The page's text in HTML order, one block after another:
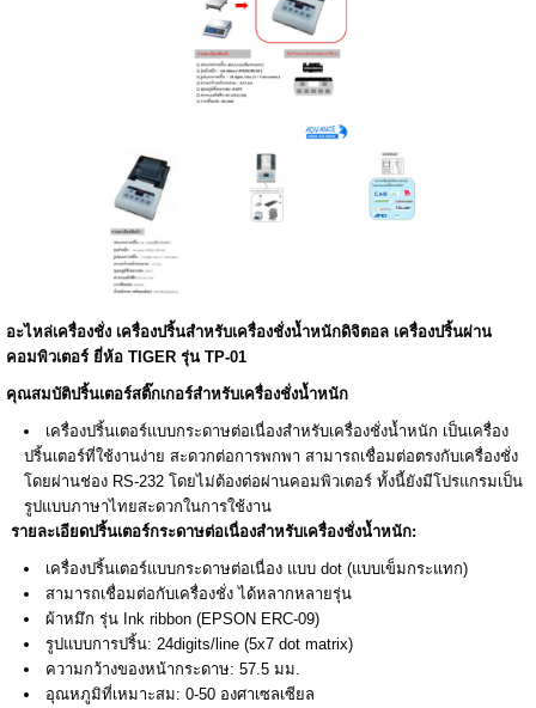
อะไหล่เครื่องชั่ง เครื่องปริ้นสำหรับเครื่องชั่งน้ำหนักดิจิตอล เครื่องปริ้นผ่าน
คอมพิวเตอร์ ยี่ห้อ TIGER รุ่น TP-01
คุณสมบัติปริ้นเตอร์สติ๊กเกอร์สำหรับเครื่องชั่งน้ำหนัก
เครื่องปริ้นเตอร์แบบกระดาษต่อเนื่องสำหรับเครื่องชั่งน้ำหนัก เป็นเครื่อง
ปริ้นเตอร์ที่ใช้งานง่าย สะดวกต่อการพกพา สามารถเชื่อมต่อตรงกับเครื่องชั่ง
โดยผ่านช่อง RS-232 โดยไม่ต้องต่อผ่านคอมพิวเตอร์ ทั้งนี้ยังมีโปรแกรมเป็น
รูปแบบภาษาไทยสะดวกในการใช้งาน
รายละเอียดปริ้นเตอร์กระดาษต่อเนื่องสำหรับเครื่องชั่งน้ำหนัก:
เครื่องปริ้นเตอร์แบบกระดาษต่อเนื่อง แบบ dot (แบบเข็มกระแทก)
สามารถเชื่อมต่อกับเครื่องชั่ง ได้หลากหลายรุ่น
ผ้าหมึก รุ่น Ink ribbon (EPSON ERC-09)
รูปแบบการปริ้น: 24digits/line (5x7 dot matrix)
ความกว้างของหน้ากระดาษ: 57.5 มม.
อุณหภูมิที่เหมาะสม: 0-50 องศาเซลเซียล